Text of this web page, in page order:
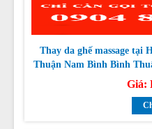
Thay da ghế massage tại
Giá: